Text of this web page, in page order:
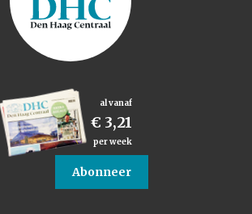
al vanaf
€ 3,21
per week
Abonneer